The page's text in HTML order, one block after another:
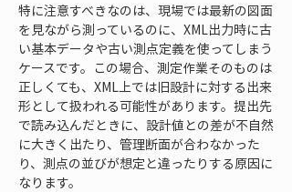
特に注意すべきなのは、現場では最新の図面
を見ながら測っているのに、XML出力時に古
い基本データや古い測点定義を使ってしまう
ケースです。この場合、測定作業そのものは
正しくても、XML上では旧設計に対する出来
形として扱われる可能性があります。提出先
で読み込んだときに、設計値との差が不自然
に大きく出たり、管理断面が合わなかった
り、測点の並びが想定と違ったりする原因に
なります。